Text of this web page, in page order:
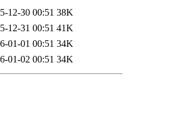
12-30 00:51 38K
12-31 00:51 41K
01-01 00:51 34K
01-02 00:51 34K